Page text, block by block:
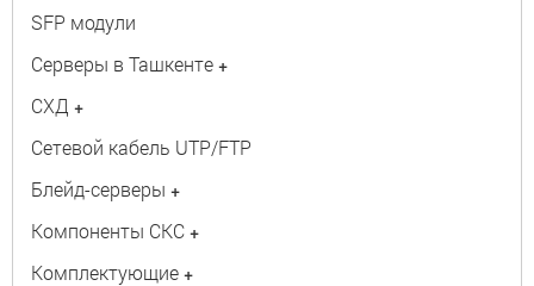
SFP модули
Серверы в Ташкенте +
СХД +
Сетевой кабель UTP/FTP
Блейд-серверы +
Компоненты СКС +
Комплектующие +